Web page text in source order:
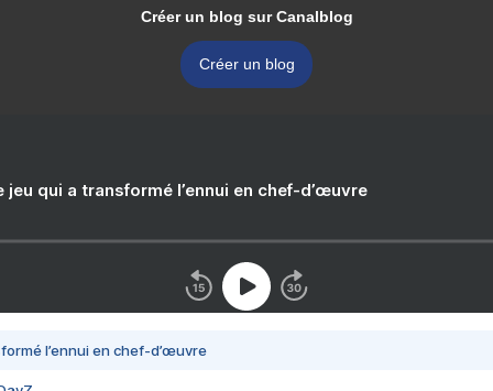
Créer un blog sur Canalblog
Créer un blog
jeu qui a transformé l’ennui en chef-d’œuvre
l’ennui en chef-d’œuvre